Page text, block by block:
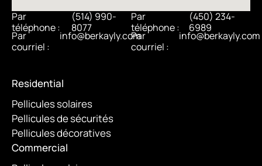
Par
téléphone :
(514) 990-
8077
Par
courriel :
info@berkayly.com
Par
téléphone :
(450) 234-
6989
Par
courriel :
info@berkayly.com
Residential
Pellicules solaires
Pellicules de sécurités
Pellicules décoratives
Commercial